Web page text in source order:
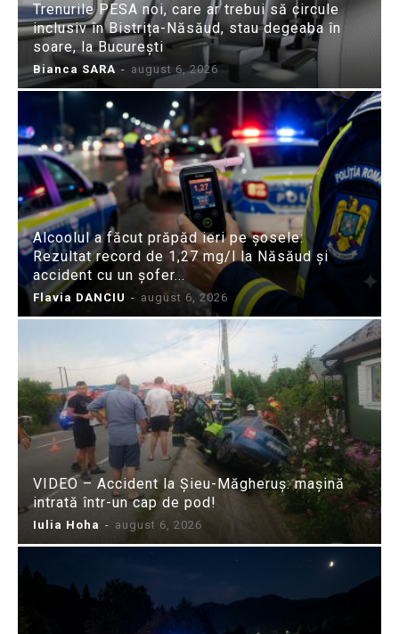
Trenurile PESA noi, care ar trebui să circule
inclusiv în Bistrița-Năsăud, stau degeaba în
soare, la București
Bianca SARA - august 6, 2026
Alcoolul a făcut prăpăd ieri pe șosele:
Rezultat record de 1,27 mg/l la Năsăud și
accident cu un șofer...
Flavia DANCIU - august 6, 2026
VIDEO – Accident la Șieu-Măgheruș: mașină
intrată într-un cap de pod!
Iulia Hoha - august 6, 2026